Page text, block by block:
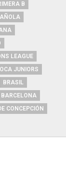
B
LEAGUE
JUNIORS
BRASIL
BARCELONA
CONCEPCIÓN